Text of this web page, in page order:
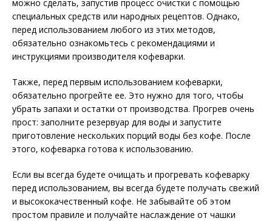
можно сделать, запустив процесс очистки с помощью
специальных средств или народных рецептов. Однако,
перед использованием любого из этих методов,
обязательно ознакомьтесь с рекомендациями и
инструкциями производителя кофеварки.
Также, перед первым использованием кофеварки,
обязательно прогрейте ее. Это нужно для того, чтобы
убрать запахи и остатки от производства. Прогрев очень
прост: заполните резервуар для воды и запустите
приготовление нескольких порций воды без кофе. После
этого, кофеварка готова к использованию.
Если вы всегда будете очищать и прогревать кофеварку
перед использованием, вы всегда будете получать свежий
и высококачественный кофе. Не забывайте об этом
простом правиле и получайте наслаждение от чашки